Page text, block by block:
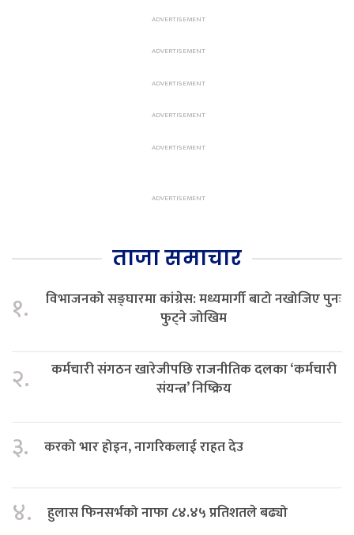
ताजा समाचार
१.
विभाजनको सङ्घारमा कांग्रेस: मध्यमार्गी बाटो नखोजिए पुनः
फुट्ने जोखिम
२.
कर्मचारी संगठन खारेजीपछि राजनीतिक दलका ‘कर्मचारी
संयन्त्र’ निष्क्रिय
३. करको भार होइन, नागरिकलाई राहत देउ
४. हुलास फिनसर्भको नाफा ८४.४५ प्रतिशतले बढ्यो